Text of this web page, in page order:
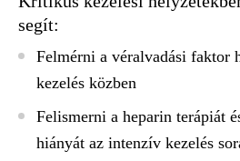
segít:
Felmérni a véralvadási faktor
kezelés közben
Felismerni a heparin terápiát
hiányát az intenzív kezelés